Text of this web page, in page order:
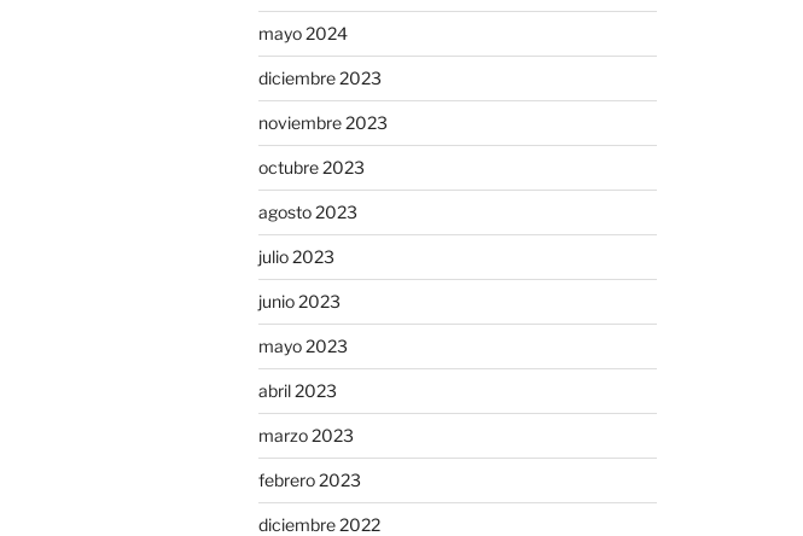
mayo 2024
diciembre 2023
noviembre 2023
octubre 2023
agosto 2023
julio 2023
junio 2023
mayo 2023
abril 2023
marzo 2023
febrero 2023
diciembre 2022